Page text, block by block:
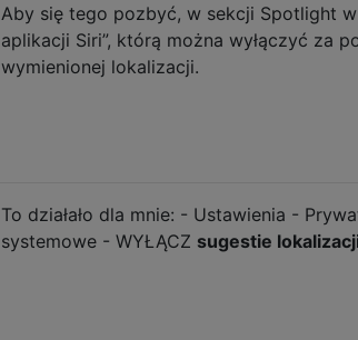
Aby się tego pozbyć, w sekcji Spotlight
aplikacji Siri”, którą można wyłączyć za
wymienionej lokalizacji.
To działało dla mnie: - Ustawienia -
systemowe - WYŁĄCZ sugestie